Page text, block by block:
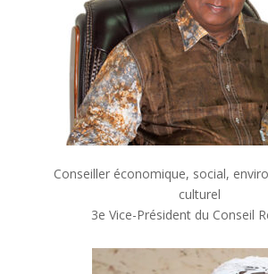
Conseiller économique, social,
culturel
3e Vice-Président du Conseil